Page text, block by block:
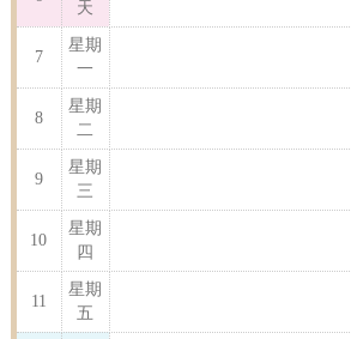
天
7
星期
一
8
星期
二
9
星期
三
10
星期
四
11
星期
五